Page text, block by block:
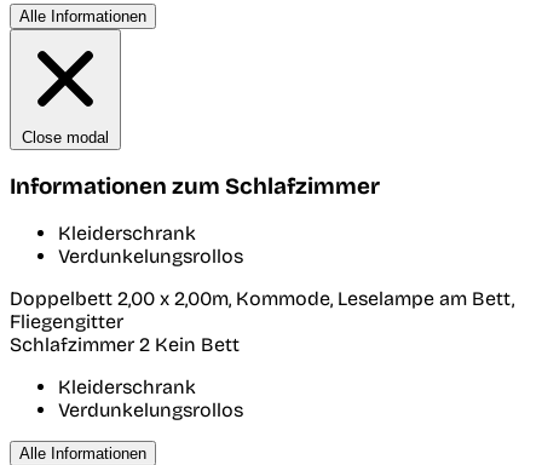
Alle Informationen
Close modal
Informationen zum Schlafzimmer
Kleiderschrank
Verdunkelungsrollos
Doppelbett 2,00 x 2,00m, Kommode, Leselampe am Bett,
Fliegengitter
Schlafzimmer 2 Kein Bett
Kleiderschrank
Verdunkelungsrollos
Alle Informationen